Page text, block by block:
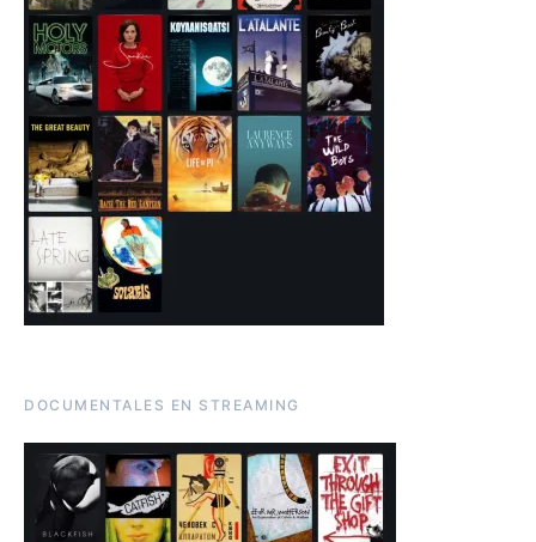
DOCUMENTALES EN STREAMING